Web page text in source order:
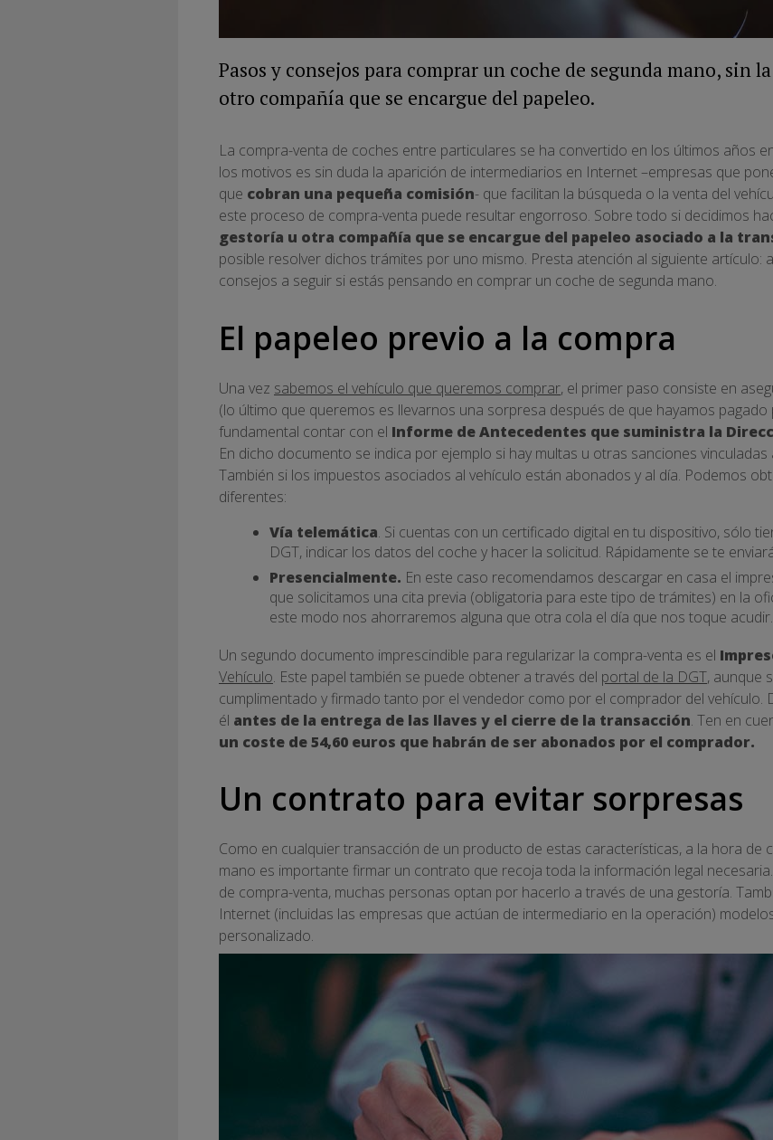
Pasos y consejos para comprar un coche de segunda mano, sin
otro compañía que se encargue del papeleo.
La compra-venta de coches entre particulares se ha convertido en los últimos años
los motivos es sin duda la aparición de intermediarios en Internet –empresas que
que cobran una pequeña comisión- que facilitan la búsqueda o la venta del
este proceso de compra-venta puede resultar engorroso. Sobre todo si decidimos
gestoría u otra compañía que se encargue del papeleo asociado a la
posible resolver dichos trámites por uno mismo. Presta atención al siguiente artículo:
consejos a seguir si estás pensando en comprar un coche de segunda mano.
El papeleo previo a la compra
Una vez sabemos el vehículo que queremos comprar, el primer paso consiste en
(lo último que queremos es llevarnos una sorpresa después de que hayamos
fundamental contar con el Informe de Antecedentes que suministra la
En dicho documento se indica por ejemplo si hay multas u otras sanciones
También si los impuestos asociados al vehículo están abonados y al día. Podemos
diferentes:
Vía telemática. Si cuentas con un certificado digital en tu dispositivo, sólo
DGT, indicar los datos del coche y hacer la solicitud. Rápidamente se te
Presencialmente. En este caso recomendamos descargar en casa el
que solicitamos una cita previa (obligatoria para este tipo de trámites) en la
este modo nos ahorraremos alguna que otra cola el día que nos toque acudir.
Un segundo documento imprescindible para regularizar la compra-venta es el
Vehículo. Este papel también se puede obtener a través del portal de la DGT, aunque
cumplimentado y firmado tanto por el vendedor como por el comprador del vehículo.
él antes de la entrega de las llaves y el cierre de la transacción. Ten en
un coste de 54,60 euros que habrán de ser abonados por el comprador.
Un contrato para evitar sorpresas
Como en cualquier transacción de un producto de estas características, a la hora de
mano es importante firmar un contrato que recoja toda la información legal
de compra-venta, muchas personas optan por hacerlo a través de una gestoría.
Internet (incluidas las empresas que actúan de intermediario en la operación)
personalizado.